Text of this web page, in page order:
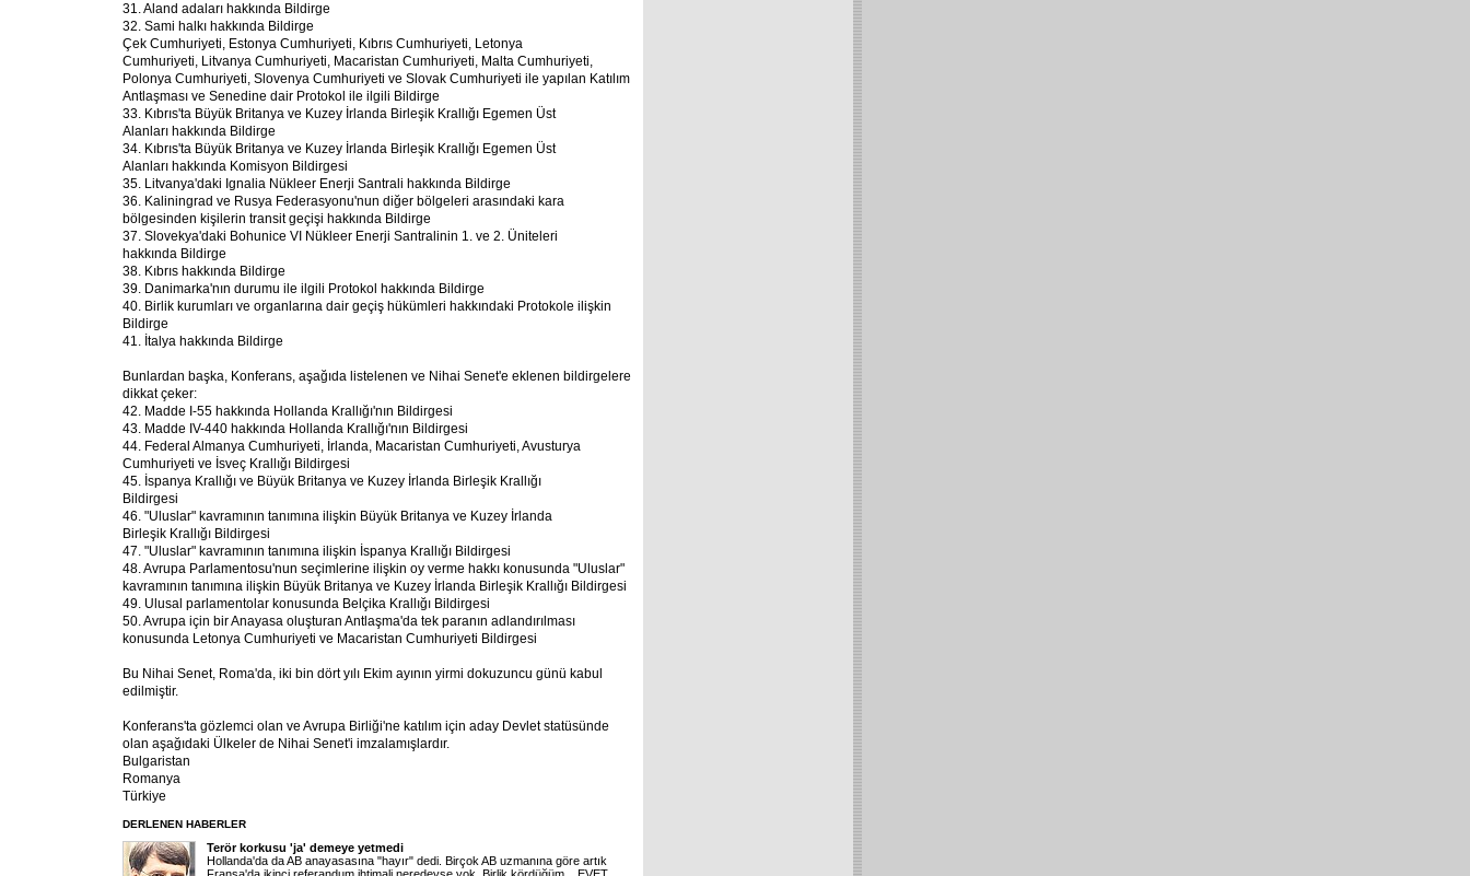
31. Aland adaları hakkında Bildirge
32. Sami halkı hakkında Bildirge
Çek Cumhuriyeti, Estonya Cumhuriyeti, Kıbrıs Cumhuriyeti, Letonya
Cumhuriyeti, Litvanya Cumhuriyeti, Macaristan Cumhuriyeti, Malta Cumhuriyeti,
Polonya Cumhuriyeti, Slovenya Cumhuriyeti ve Slovak Cumhuriyeti ile yapılan Katılım
Antlaşması ve Senedine dair Protokol ile ilgili Bildirge
33. Kıbrıs'ta Büyük Britanya ve Kuzey İrlanda Birleşik Krallığı Egemen Üst
Alanları hakkında Bildirge
34. Kıbrıs'ta Büyük Britanya ve Kuzey İrlanda Birleşik Krallığı Egemen Üst
Alanları hakkında Komisyon Bildirgesi
35. Litvanya'daki Ignalia Nükleer Enerji Santrali hakkında Bildirge
36. Kaliningrad ve Rusya Federasyonu'nun diğer bölgeleri arasındaki kara
bölgesinden kişilerin transit geçişi hakkında Bildirge
37. Slovekya'daki Bohunice VI Nükleer Enerji Santralinin 1. ve 2. Üniteleri
hakkında Bildirge
38. Kıbrıs hakkında Bildirge
39. Danimarka'nın durumu ile ilgili Protokol hakkında Bildirge
40. Birlik kurumları ve organlarına dair geçiş hükümleri hakkındaki Protokole ilişkin
Bildirge
41. İtalya hakkında Bildirge
Bunlardan başka, Konferans, aşağıda listelenen ve Nihai Senet'e eklenen bildirgelere
dikkat çeker:
42. Madde I-55 hakkında Hollanda Krallığı'nın Bildirgesi
43. Madde IV-440 hakkında Hollanda Krallığı'nın Bildirgesi
44. Federal Almanya Cumhuriyeti, İrlanda, Macaristan Cumhuriyeti, Avusturya
Cumhuriyeti ve İsveç Krallığı Bildirgesi
45. İspanya Krallığı ve Büyük Britanya ve Kuzey İrlanda Birleşik Krallığı
Bildirgesi
46. "Uluslar" kavramının tanımına ilişkin Büyük Britanya ve Kuzey İrlanda
Birleşik Krallığı Bildirgesi
47. "Uluslar" kavramının tanımına ilişkin İspanya Krallığı Bildirgesi
48. Avrupa Parlamentosu'nun seçimlerine ilişkin oy verme hakkı konusunda "Uluslar"
kavramının tanımına ilişkin Büyük Britanya ve Kuzey İrlanda Birleşik Krallığı Bildirgesi
49. Ulusal parlamentolar konusunda Belçika Krallığı Bildirgesi
50. Avrupa için bir Anayasa oluşturan Antlaşma'da tek paranın adlandırılması
konusunda Letonya Cumhuriyeti ve Macaristan Cumhuriyeti Bildirgesi
Bu Nihai Senet, Roma'da, iki bin dört yılı Ekim ayının yirmi dokuzuncu günü kabul
edilmiştir.
Konferans'ta gözlemci olan ve Avrupa Birliği'ne katılım için aday Devlet statüsünde
olan aşağıdaki Ülkeler de Nihai Senet'i imzalamışlardır.
Bulgaristan
Romanya
Türkiye
DERLENEN HABERLER
Terör korkusu 'ja' demeye yetmedi
Hollanda'da da AB anayasasına "hayır" dedi. Birçok AB uzmanına göre artık